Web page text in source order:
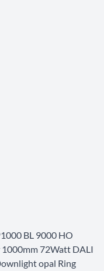
BL 9000 HO
1000mm 72Watt DALI
opal Ring